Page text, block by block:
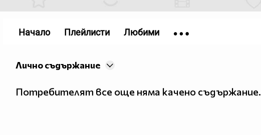
Лично съдържание
Потребителят все още няма качено съдържание.
Начало Плейлисти Любими